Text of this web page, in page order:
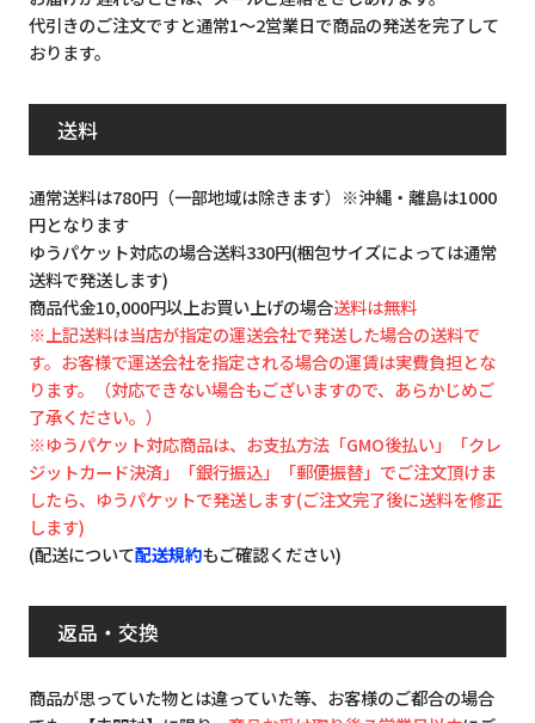
代引きのご注文ですと通常1～2営業日で商品の発送を完了して
おります。
送料
通常送料は780円（一部地域は除きます）※沖縄・離島は1000
円となります
ゆうパケット対応の場合送料330円(梱包サイズによっては通常
送料で発送します)
商品代金10,000円以上お買い上げの場合送料は無料
※上記送料は当店が指定の運送会社で発送した場合の送料で
す。お客様で運送会社を指定される場合の運賃は実費負担とな
ります。（対応できない場合もございますので、あらかじめご
了承ください。）
※ゆうパケット対応商品は、お支払方法「GMO後払い」「クレ
ジットカード決済」「銀行振込」「郵便振替」でご注文頂けま
したら、ゆうパケットで発送します(ご注文完了後に送料を修正
します)
(配送について配送規約もご確認ください)
返品・交換
商品が思っていた物とは違っていた等、お客様のご都合の場合